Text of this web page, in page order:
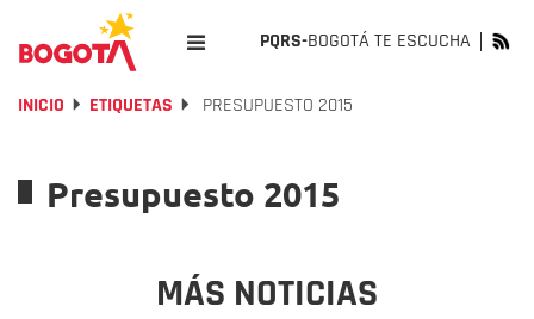
PQRS-BOGOTÁ TE ESCUCHA
INICIO ETIQUETAS PRESUPUESTO 2015
Presupuesto 2015
MÁS NOTICIAS